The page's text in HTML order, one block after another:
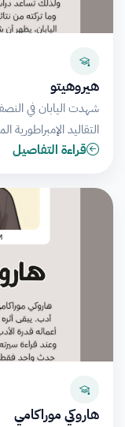
هيروهيتو
شهدت اليابان في
التقاليد
قراءة التفاصيل
هاروكي موراكامي